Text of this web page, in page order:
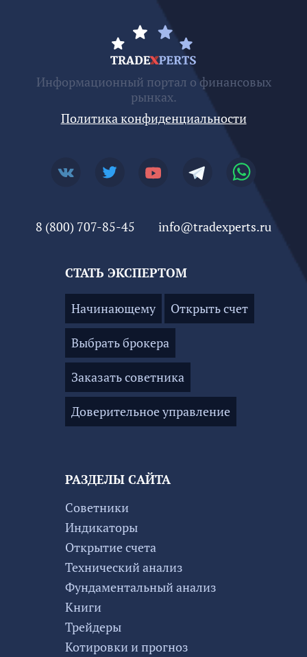
РАЗДЕЛЫ САЙТА
Советники
Индикаторы
Открытие счета
Технический анализ
Фундаментальный анализ
Книги
Трейдеры
Котировки и прогноз
Информационный портал о финансовых
рынках.
Политика конфиденциальности
8 (800) 707-85-45 info@tradexperts.ru
СТАТЬ ЭКСПЕРТОМ
Начинающему Открыть счет
Выбрать брокера
Заказать советника
Доверительное управление